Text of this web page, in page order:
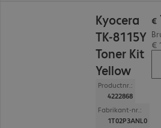
Kyocera
TK-8115Y
Toner Kit
Yellow
Productnr.:
4222868
Fabrikant-nr.:
1T02P3ANL0
€
€